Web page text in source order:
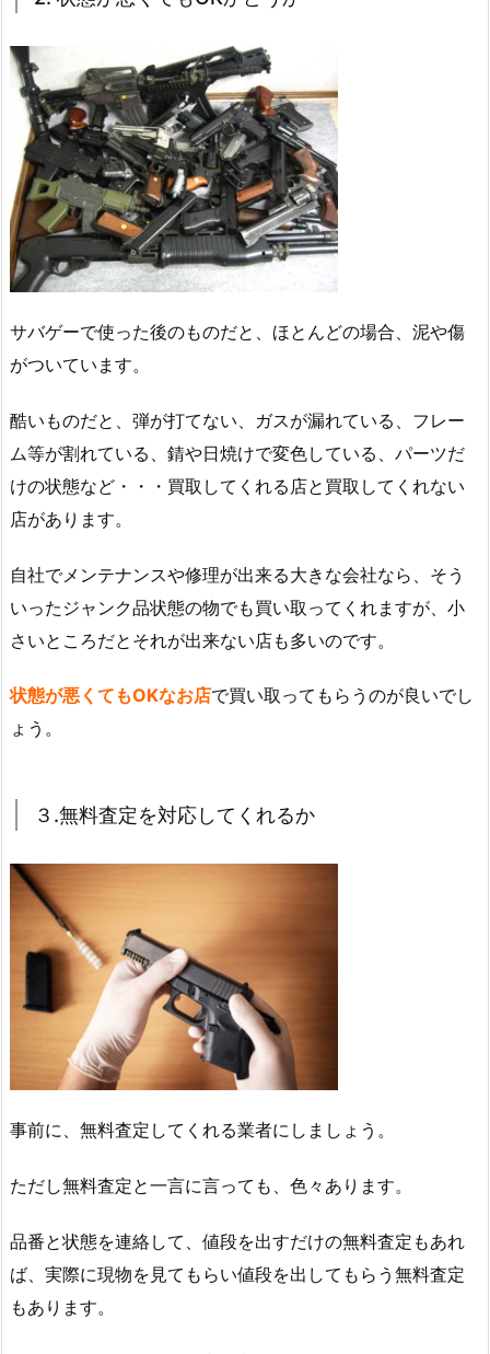
サバゲーで使った後のものだと、ほとんどの場合、泥や傷
がついています。
酷いものだと、弾が打てない、ガスが漏れている、フレー
ム等が割れている、錆や日焼けで変色している、パーツだ
けの状態など・・・買取してくれる店と買取してくれない
店があります。
自社でメンテナンスや修理が出来る大きな会社なら、そう
いったジャンク品状態の物でも買い取ってくれますが、小
さいところだとそれが出来ない店も多いのです。
状態が悪くてもOKなお店で買い取ってもらうのが良いでし
ょう。
３.無料査定を対応してくれるか
事前に、無料査定してくれる業者にしましょう。
ただし無料査定と一言に言っても、色々あります。
品番と状態を連絡して、値段を出すだけの無料査定もあれ
ば、実際に現物を見てもらい値段を出してもらう無料査定
もあります。